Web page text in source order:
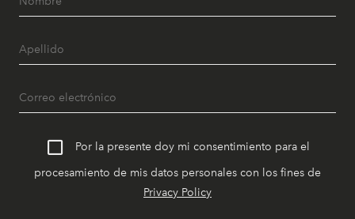
Por la presente doy mi consentimiento para el
procesamiento de mis datos personales con los fines de
Privacy Policy